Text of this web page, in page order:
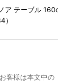
客様は本文中の